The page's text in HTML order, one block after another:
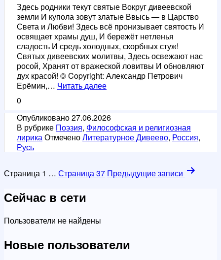
Здесь родники текут святые Вокруг дивеевской
земли И купола зовут златые Ввысь — в Царство
Света и Любви! Здесь всё пронизывает святость И
освящает храмы душ, И бережёт нетленья
сладость И средь холодных, скорбных стуж!
Святых дивеевских молитвы, Здесь освежают нас
росой, Хранят от вражеской ловитвы И обновляют
дух красой! © Copyright: Александр Петрович
Ерёмин,… Читать далееСвятые
Дивеевских
святых.
0
Опубликовано27.06.2026
В рубрике Поэзия, Философская и религиозная
лирика ОтмеченоЛитературное Дивеево, Россия,
Русь
Пагинация
записей
Страница 1 … Страница 37 Предыдущиезаписи
Сейчас в сети
Пользователи не найдены
Новые пользователи